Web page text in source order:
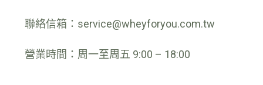
聯絡信箱：service@wheyforyou.com.tw
營業時間：周一至周五 9:00 – 18:00